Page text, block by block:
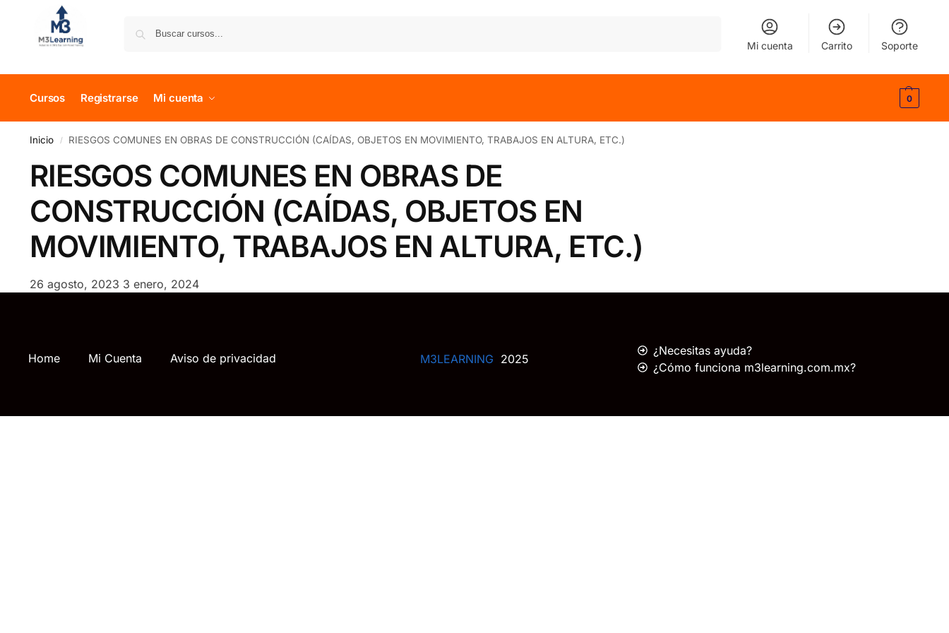
Mi cuenta Carrito Soporte
Cursos Registrarse Mi cuenta 0
Inicio / RIESGOS COMUNES EN OBRAS DE CONSTRUCCIÓN (CAÍDAS, OBJETOS EN MOVIMIENTO, TRABAJOS EN ALTURA, ETC.)
RIESGOS COMUNES EN OBRAS DE
CONSTRUCCIÓN (CAÍDAS, OBJETOS EN
MOVIMIENTO, TRABAJOS EN ALTURA, ETC.)
26 agosto, 2023 3 enero, 2024
Home Mi Cuenta Aviso de privacidad M3LEARNING 2025
¿Necesitas ayuda?
¿Cómo funciona m3learning.com.mx?